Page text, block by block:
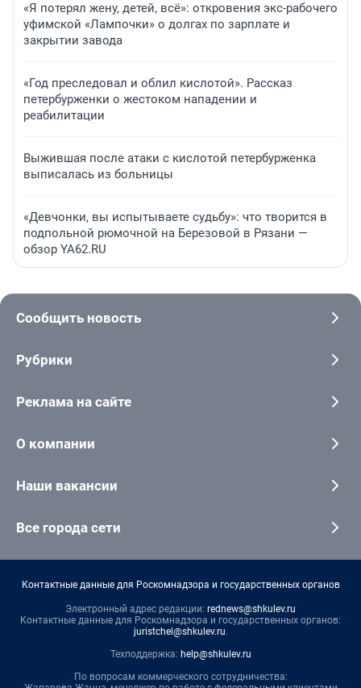
«Я потерял жену, детей, всё»: откровения экс-рабочего
уфимской «Лампочки» о долгах по зарплате и
закрытии завода
«Год преследовал и облил кислотой». Рассказ
петербурженки о жестоком нападении и
реабилитации
Выжившая после атаки с кислотой петербурженка
выписалась из больницы
«Девчонки, вы испытываете судьбу»: что творится в
подпольной рюмочной на Березовой в Рязани —
обзор YA62.RU
Сообщить новость
Рубрики
Реклама на сайте
О компании
Наши вакансии
Все города сети
Контактные данные для Роскомнадзора и государственных органов
Электронный адрес редакции: rednews@shkulev.ru
Контактные данные для Роскомнадзора и государственных органов:
juristchel@shkulev.ru.
Техподдержка: help@shkulev.ru
По вопросам коммерческого сотрудничества: